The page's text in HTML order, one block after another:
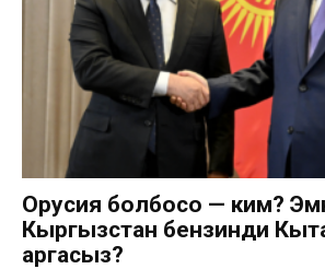
Орусия болбосо — ким?
Кыргызстан бензинди
аргасыз?